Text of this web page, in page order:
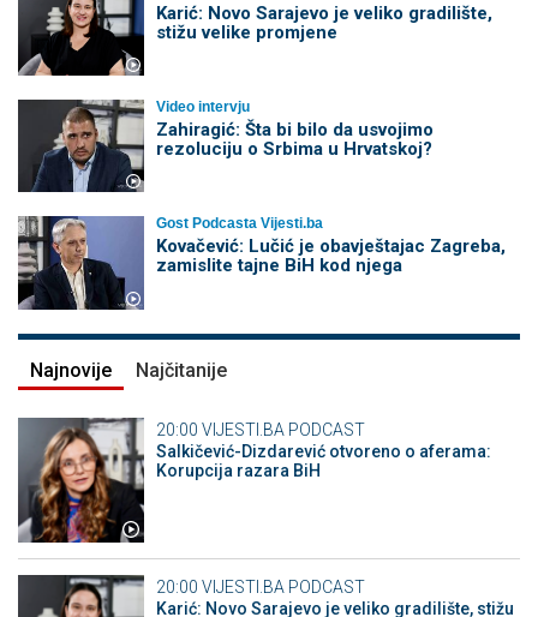
Karić: Novo Sarajevo je veliko gradilište,
stižu velike promjene
Video intervju
Zahiragić: Šta bi bilo da usvojimo
rezoluciju o Srbima u Hrvatskoj?
Gost Podcasta Vijesti.ba
Kovačević: Lučić je obavještajac Zagreba,
zamislite tajne BiH kod njega
Najnovije Najčitanije
20:00 VIJESTI.BA PODCAST
Salkičević-Dizdarević otvoreno o aferama:
Korupcija razara BiH
20:00 VIJESTI.BA PODCAST
Karić: Novo Sarajevo je veliko gradilište, stižu